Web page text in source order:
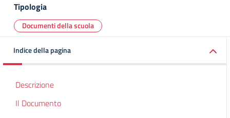
Tipologia
Documenti della scuola
Indice della pagina
Descrizione
Il Documento